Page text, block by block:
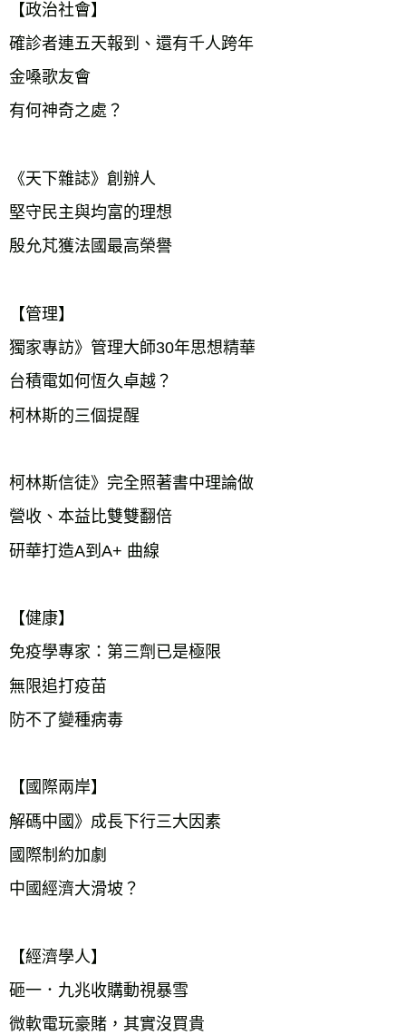
【政治社會】
確診者連五天報到、還有千人跨年
金嗓歌友會
有何神奇之處？
《天下雜誌》創辦人
堅守民主與均富的理想
殷允芃獲法國最高榮譽
【管理】
獨家專訪》管理大師30年思想精華
台積電如何恆久卓越？
柯林斯的三個提醒
柯林斯信徒》完全照著書中理論做
營收、本益比雙雙翻倍
研華打造A到A+ 曲線
【健康】
免疫學專家：第三劑已是極限
無限追打疫苗
防不了變種病毒
【國際兩岸】
解碼中國》成長下行三大因素
國際制約加劇
中國經濟大滑坡？
【經濟學人】
砸一．九兆收購動視暴雪
微軟電玩豪賭，其實沒買貴